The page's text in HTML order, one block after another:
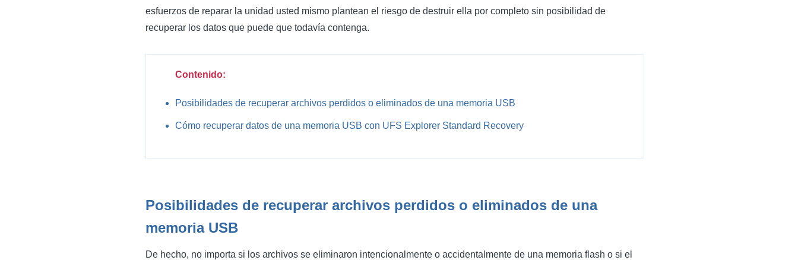
esfuerzos de reparar la unidad usted mismo plantean el riesgo de destruir ella por completo sin posibilidad de
recuperar los datos que puede que todavía contenga.
Contenido:
Posibilidades de recuperar archivos perdidos o eliminados de una memoria USB
Cómo recuperar datos de una memoria USB con UFS Explorer Standard Recovery
Posibilidades de recuperar archivos perdidos o eliminados de una
memoria USB
De hecho, no importa si los archivos se eliminaron intencionalmente o accidentalmente de una memoria flash o si el